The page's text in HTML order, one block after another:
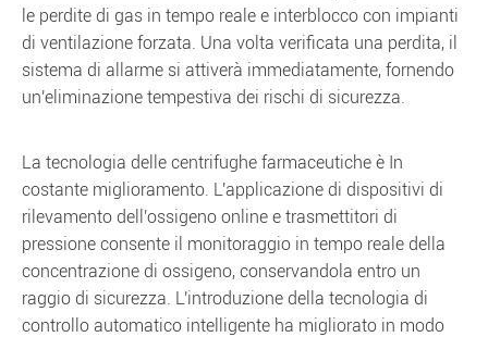
le perdite di gas in tempo reale e interblocco con impianti
di ventilazione forzata. Una volta verificata una perdita, il
sistema di allarme si attiverà immediatamente, fornendo
un'eliminazione tempestiva dei rischi di sicurezza.
La tecnologia delle centrifughe farmaceutiche è In
costante miglioramento. L'applicazione di dispositivi di
rilevamento dell'ossigeno online e trasmettitori di
pressione consente il monitoraggio in tempo reale della
concentrazione di ossigeno, conservandola entro un
raggio di sicurezza. L'introduzione della tecnologia di
controllo automatico intelligente ha migliorato in modo